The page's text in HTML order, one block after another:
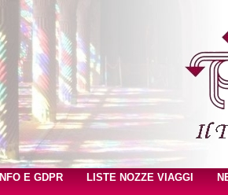
INFO E GDPR LISTE NOZZE VIAGGI